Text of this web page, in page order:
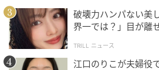
破壊力ハンパない美
界一では？」目が離
TRILL ニュース
江口のりこが夫婦役